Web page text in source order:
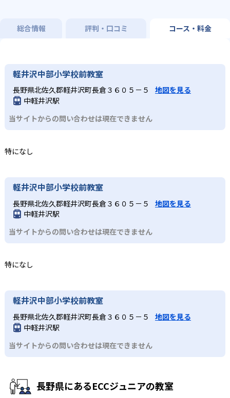
総合情報 評判・口コミ コース・料金
軽井沢中部小学校前教室
長野県北佐久郡軽井沢町長倉３６０５－５
地図を見る
中軽井沢駅
当サイトからの問い合わせは現在できません
特になし
軽井沢中部小学校前教室
長野県北佐久郡軽井沢町長倉３６０５－５
地図を見る
中軽井沢駅
当サイトからの問い合わせは現在できません
特になし
軽井沢中部小学校前教室
長野県北佐久郡軽井沢町長倉３６０５－５
地図を見る
中軽井沢駅
当サイトからの問い合わせは現在できません
長野県にあるECCジュニアの教室